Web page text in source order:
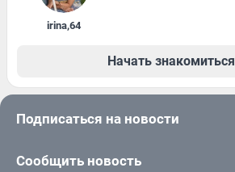
irina,64
Начать знакомиться
Подписаться на новости
Сообщить новость